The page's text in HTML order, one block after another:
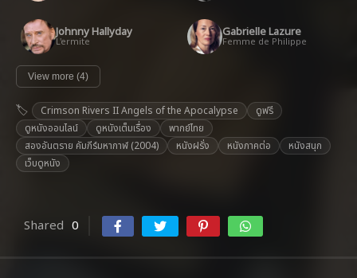
Johnny Hallyday
L'ermite
Gabrielle Lazure
Femme de Philippe
View more (4)
Crimson Rivers II Angels of the Apocalypse
ดูฟรี
ดูหนังออนไลน์
ดูหนังเต็มเรื่อง
พากย์ไทย
สองอันตราย คัมภีร์มหากาฬ (2004)
หนังฝรั่ง หนังภาคต่อ
หนังสนุก
เว็บดูหนัง
Shared 0